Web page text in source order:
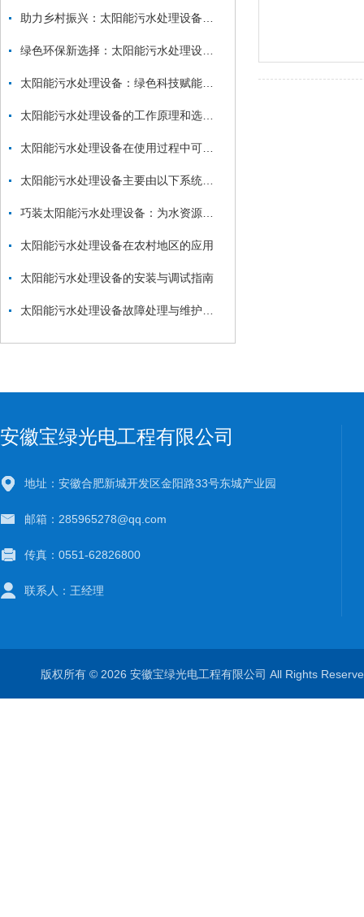
太阳能污水处理设备在农村地区的应用
太阳能污水处理设备的安装与调试指南
安徽宝绿光电工程有限公司
地址：安徽合肥新城开发区金阳路33号东城产业园
邮箱：285965278@qq.com
传真：0551-62826800
联系人：王经理
版权所有 © 2026 安徽宝绿光电工程有限公司 All Rights